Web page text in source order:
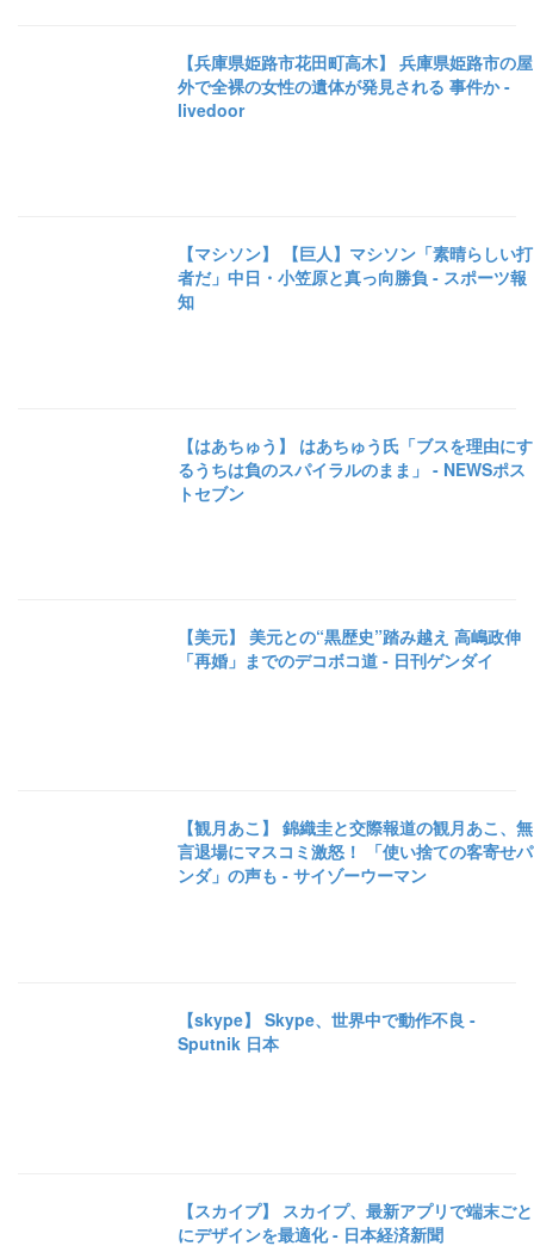
【兵庫県姫路市花田町高木】 兵庫県姫路市の屋
外で全裸の女性の遺体が発見される 事件か -
livedoor
【マシソン】 【巨人】マシソン「素晴らしい打
者だ」中日・小笠原と真っ向勝負 - スポーツ報
知
【はあちゅう】 はあちゅう氏「ブスを理由にす
るうちは負のスパイラルのまま」 - NEWSポス
トセブン
【美元】 美元との“黒歴史”踏み越え 高嶋政伸
「再婚」までのデコボコ道 - 日刊ゲンダイ
【観月あこ】 錦織圭と交際報道の観月あこ、無
言退場にマスコミ激怒！ 「使い捨ての客寄せパ
ンダ」の声も - サイゾーウーマン
【skype】 Skype、世界中で動作不良 -
Sputnik 日本
【スカイプ】 スカイプ、最新アプリで端末ごと
にデザインを最適化 - 日本経済新聞